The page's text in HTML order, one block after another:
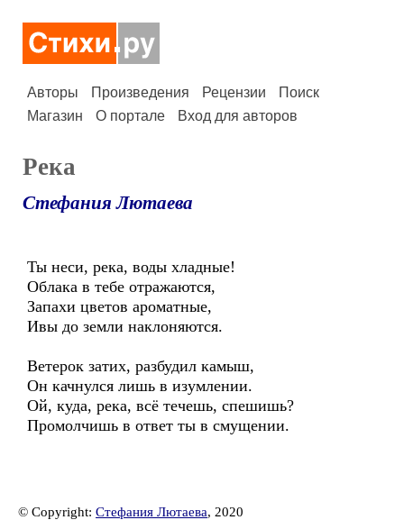
Авторы Произведения Рецензии
Поиск
Магазин
О портале Вход для авторов
Река
Стефания Лютаева
Ты неси, река, воды хладные!
Облака в тебе отражаются,
Запахи цветов ароматные,
Ивы до земли наклоняются.
Ветерок затих, разбудил камыш,
Он качнулся лишь в изумлении.
Ой, куда, река, всё течешь, спешишь?
Промолчишь в ответ ты в смущении.
© Copyright: Стефания Лютаева, 2020